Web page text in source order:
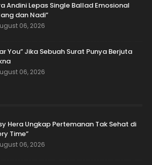
Andini Lepas Single Ballad Emosional
dan Nadi”
06, 2026
You” Jika Sebuah Surat Punya Berjuta
06, 2026
Hera Ungkap Pertemanan Tak Sehat di
Time”
06, 2026